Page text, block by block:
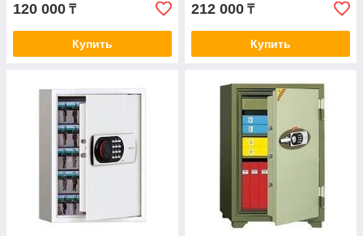
120 000 ₸
Купить
212 000 ₸
Купить